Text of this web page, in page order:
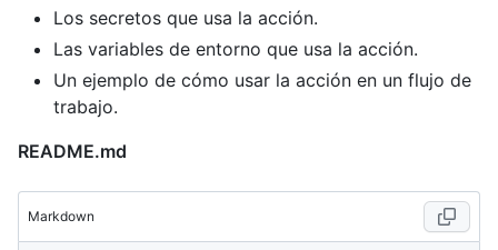
Los secretos que usa la acción.
Las variables de entorno que usa la acción.
Un ejemplo de cómo usar la acción en un flujo de
trabajo.
README.md
Markdown